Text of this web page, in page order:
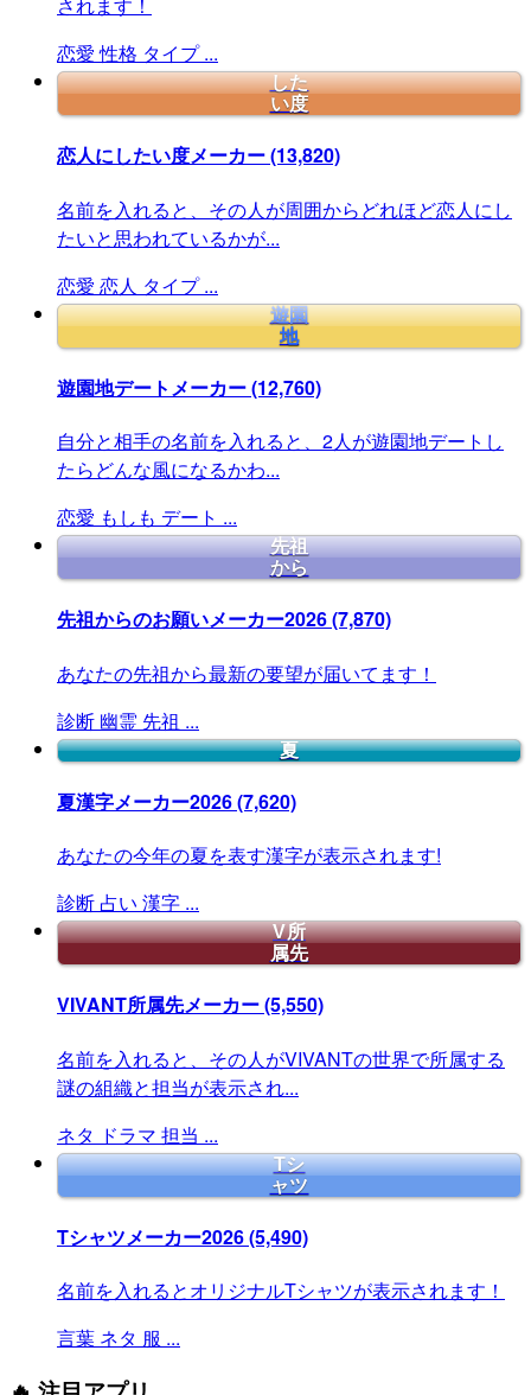
恋愛 性格 タイプ ...
した
い度
恋人にしたい度メーカー(13,820)
名前を入れると、その人が周囲からどれほど恋人にし
たいと思われているかが...
恋愛 恋人 タイプ ...
遊園
地
遊園地デートメーカー(12,760)
自分と相手の名前を入れると、2人が遊園地デートし
たらどんな風になるかわ...
恋愛 もしも デート ...
先祖
から
先祖からのお願いメーカー2026(7,870)
あなたの先祖から最新の要望が届いてます！
診断 幽霊 先祖 ...
夏
夏漢字メーカー2026(7,620)
あなたの今年の夏を表す漢字が表示されます!
診断 占い 漢字 ...
V所
属先
VIVANT所属先メーカー(5,550)
名前を入れると、その人がVIVANTの世界で所属する
謎の組織と担当が表示され...
ネタ ドラマ 担当 ...
Tシ
ャツ
Tシャツメーカー2026(5,490)
名前を入れるとオリジナルTシャツが表示されます！
言葉 ネタ 服 ...